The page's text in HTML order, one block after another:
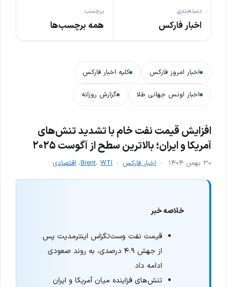
دسته‌بندی
اخبار فارکس
برچسب
همه برچسب‌ها
اخبار امروز فارکس کلیه اخبار فارکس
اخبار اونس جهانی طلا گزارش روزانه
افزایش قیمت نفت خام با تشدید تنش‌های
آمریکا و ایران؛ بالاترین سطح از آگوست ۲۰۲۵
۳۰ بهمن ۱۴۰۴ اخبار فارکس Brent، WTI ، اقتصادی
خلاصه خبر
قیمت نفت وست‌تگزاس اینترمدیت پس
از جهش ۴.۹ درصدی، به روند صعودی
ادامه داد
تنش‌های فزاینده میان آمریکا و ایران